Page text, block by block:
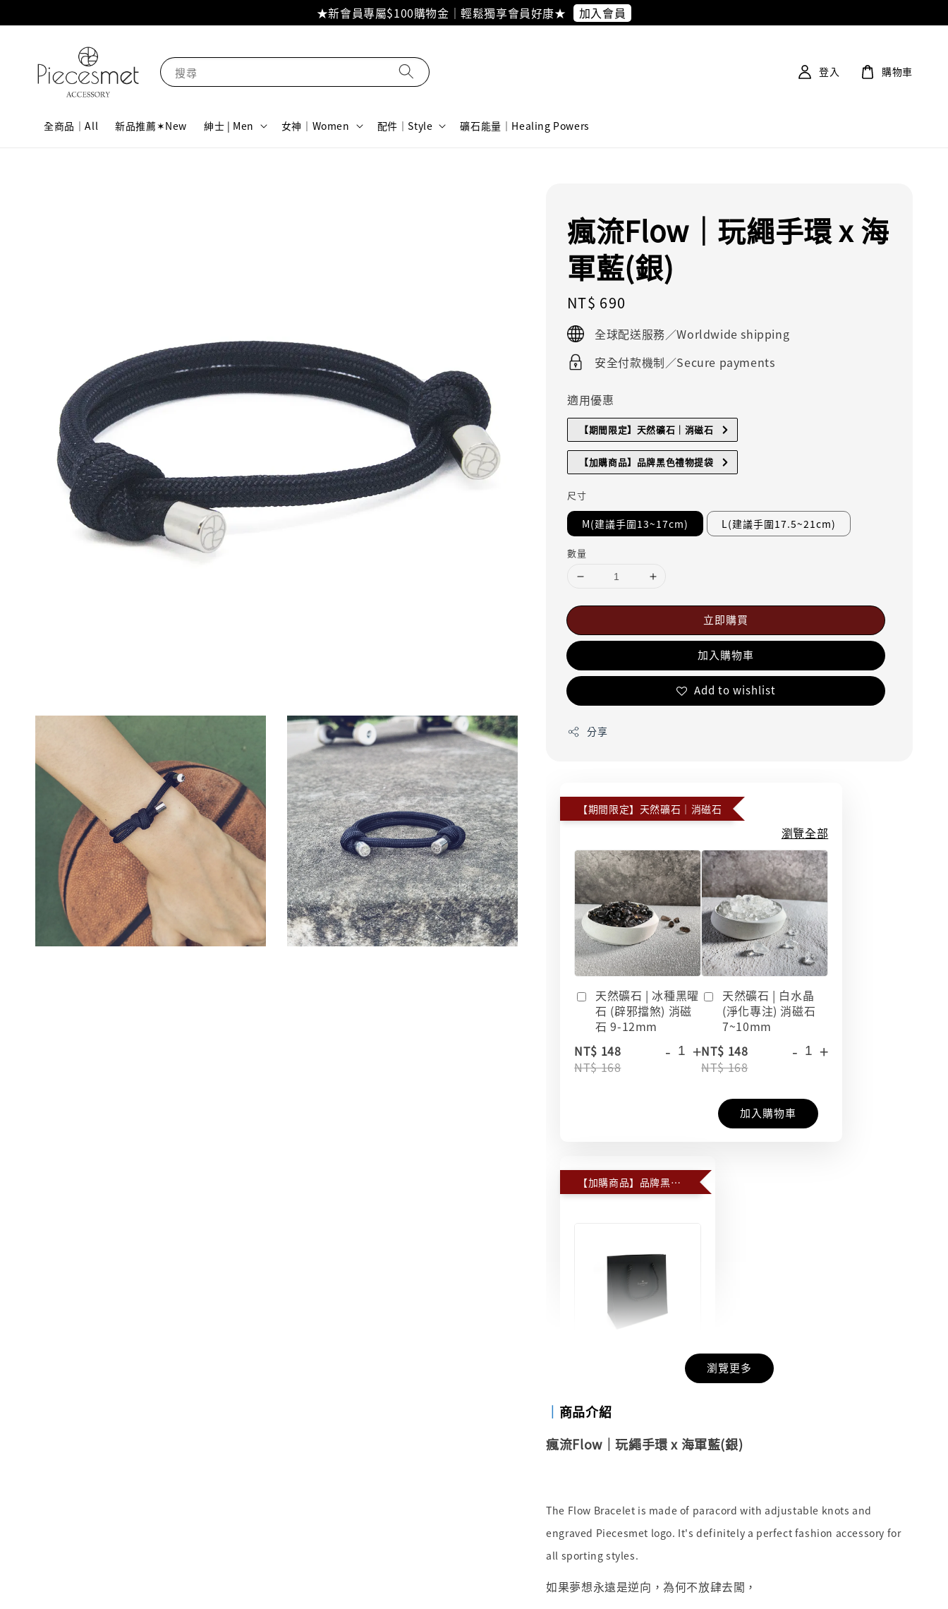
★新會員專屬$100購物金｜輕鬆獨享會員好康★ 加入會員
搜尋
全商品｜All 新品推薦✶New 紳士 | Men 女神｜Women 配件｜Style 礦石能量｜Healing Powers
登入 購物車
瘋流Flow｜玩繩手環 x 海
軍藍(銀)
Regular
price
NT$ 690
全球配送服務／Worldwide shipping
安全付款機制／Secure payments
適用優惠
【期間限定】天然礦石｜消磁石
【加購商品】品牌黑色禮物提袋
尺寸
M(建議手圍13~17cm) L(建議手圍17.5~21cm)
數量
立即購買
加入購物車
Add to wishlist
分享
【期間限定】天然礦石｜消磁石
瀏覽全部
天然礦石 | 冰種黑曜
石 (辟邪擋煞) 消磁
石 9-12mm
NT$ 148
NT$ 168
- +
天然礦石 | 白水晶
(淨化專注) 消磁石
7~10mm
NT$ 148
NT$ 168
- +
加入購物車
【加購商品】品牌黑色禮物提袋
禮物包裝 | 品牌黑色
NT$ 47
瀏覽更多
｜ 商品介紹
瘋流Flow｜玩繩手環 x 海軍藍(銀)
The Flow Bracelet is made of paracord with adjustable knots and
engraved Piecesmet logo. It's definitely a perfect fashion accessory for
all sporting styles.
如果夢想永遠是逆向，為何不放肆去闖，